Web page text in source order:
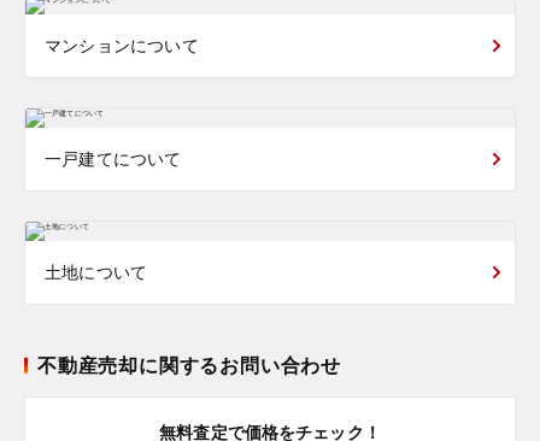
マンションについて
一戸建てについて
土地について
不動産売却に関するお問い合わせ
無料査定で価格をチェック！